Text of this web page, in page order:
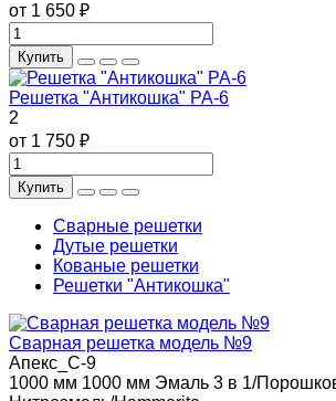
от 1 650 ₽
Купить
Решетка "Антикошка" РА-6
2
от 1 750 ₽
Купить
Сварные решетки
Дутые решетки
Кованые решетки
Решетки "Антикошка"
Сварная решетка модель №9
Апекс_С-9
1000 мм 1000 мм Эмаль 3 в 1/